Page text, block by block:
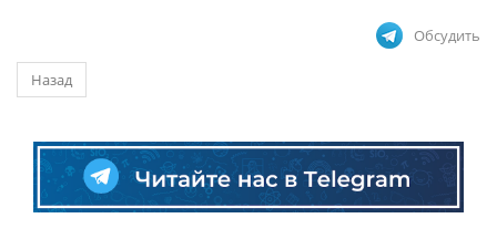
Обсудить
Назад